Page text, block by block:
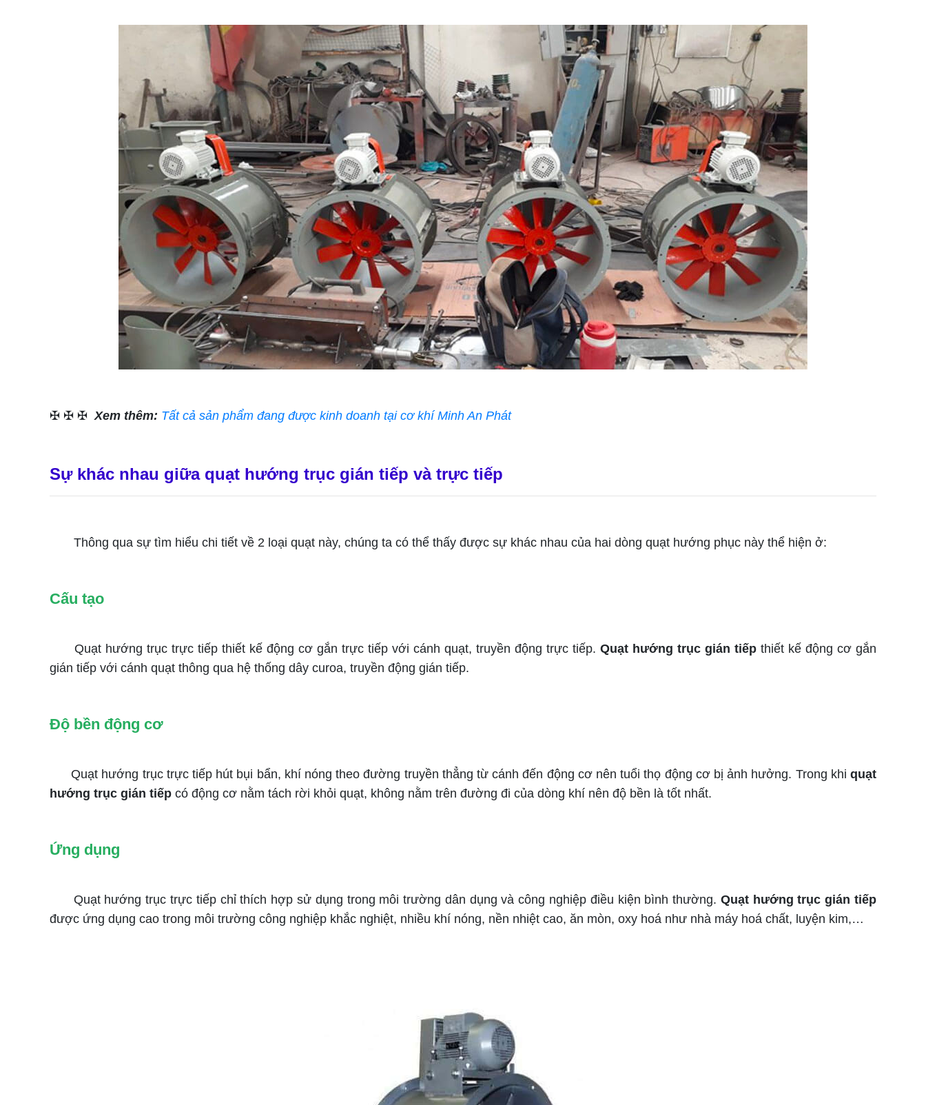
✠ ✠ ✠ Xem thêm: Tất cả sản phẩm đang được kinh doanh tại cơ khí Minh An Phát
Sự khác nhau giữa quạt hướng trục gián tiếp và trực tiếp
Thông qua sự tìm hiểu chi tiết về 2 loại quạt này, chúng ta có thể thấy được sự khác nhau của hai dòng quạt hướng phục này thể hiện ở:
Cấu tạo
Quạt hướng trục trực tiếp thiết kế động cơ gắn trực tiếp với cánh quạt, truyền động trực tiếp. Quạt hướng trục gián tiếp thiết kế động cơ gắn
gián tiếp với cánh quạt thông qua hệ thống dây curoa, truyền động gián tiếp.
Độ bền động cơ
Quạt hướng trục trực tiếp hút bụi bẩn, khí nóng theo đường truyền thẳng từ cánh đến động cơ nên tuổi thọ động cơ bị ảnh hưởng. Trong khi quạt
hướng trục gián tiếp có động cơ nằm tách rời khỏi quạt, không nằm trên đường đi của dòng khí nên độ bền là tốt nhất.
Ứng dụng
Quạt hướng trục trực tiếp chỉ thích hợp sử dụng trong môi trường dân dụng và công nghiệp điều kiện bình thường. Quạt hướng trục gián tiếp
được ứng dụng cao trong môi trường công nghiệp khắc nghiệt, nhiều khí nóng, nền nhiệt cao, ăn mòn, oxy hoá như nhà máy hoá chất, luyện kim,…